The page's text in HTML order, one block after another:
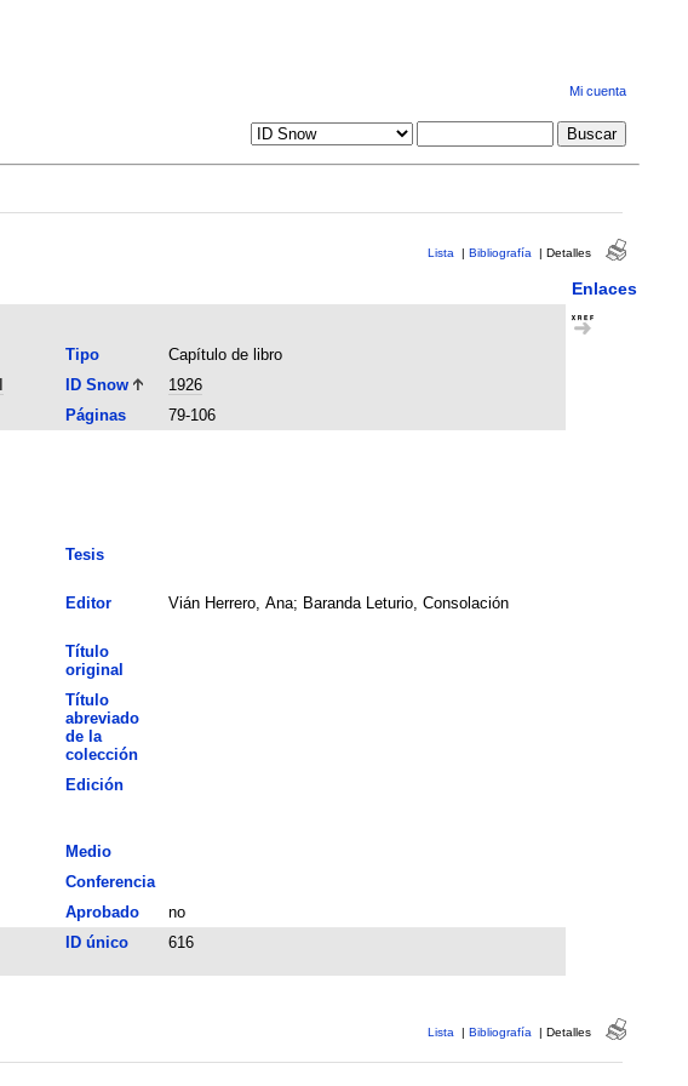
Mi cuenta
Lista | Bibliografía | Detalles
Enlaces
Tipo
Capítulo de libro
ID Snow
1926
Páginas
79-106
Tesis
Editor Vián Herrero, Ana; Baranda Leturio, Consolación
Título
original
Título
abreviado
de la
colección
Edición
Medio
Conferencia
Aprobado
no
ID único 616
Lista | Bibliografía | Detalles